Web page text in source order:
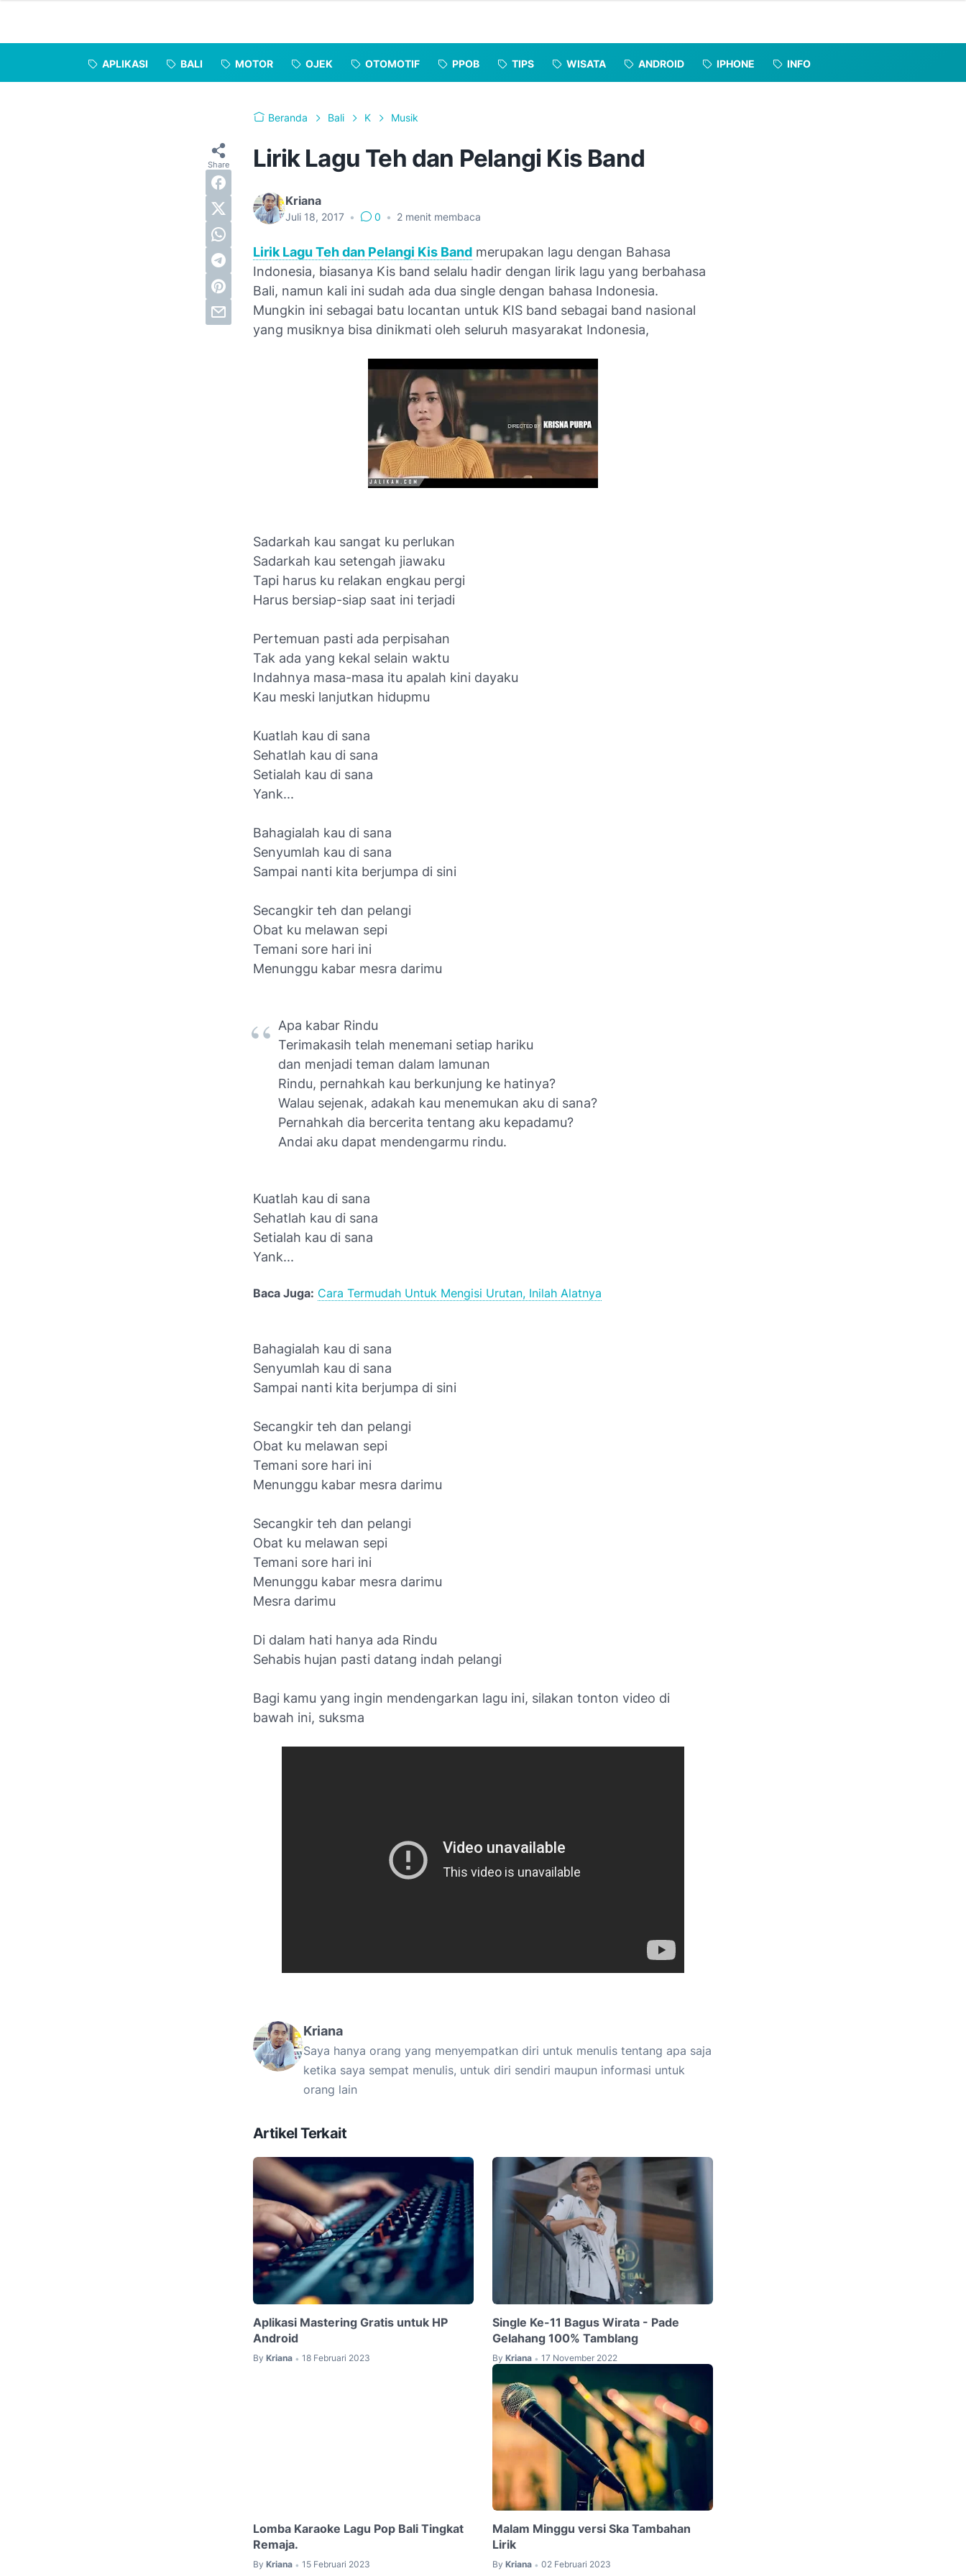
APLIKASI BALI MOTOR OJEK OTOMOTIF PPOB TIPS WISATA ANDROID IPHONE INFO
Beranda Bali K Musik
Lirik Lagu Teh dan Pelangi Kis Band
Kriana
Juli 18, 2017 • 0 • 2 menit membaca
Lirik Lagu Teh dan Pelangi Kis Band merupakan lagu dengan Bahasa
Indonesia, biasanya Kis band selalu hadir dengan lirik lagu yang berbahasa
Bali, namun kali ini sudah ada dua single dengan bahasa Indonesia.
Mungkin ini sebagai batu locantan untuk KIS band sebagai band nasional
yang musiknya bisa dinikmati oleh seluruh masyarakat Indonesia,
Sadarkah kau sangat ku perlukan
Sadarkah kau setengah jiawaku
Tapi harus ku relakan engkau pergi
Harus bersiap-siap saat ini terjadi
Pertemuan pasti ada perpisahan
Tak ada yang kekal selain waktu
Indahnya masa-masa itu apalah kini dayaku
Kau meski lanjutkan hidupmu
Kuatlah kau di sana
Sehatlah kau di sana
Setialah kau di sana
Yank...
Bahagialah kau di sana
Senyumlah kau di sana
Sampai nanti kita berjumpa di sini
Secangkir teh dan pelangi
Obat ku melawan sepi
Temani sore hari ini
Menunggu kabar mesra darimu
Apa kabar Rindu
Terimakasih telah menemani setiap hariku
dan menjadi teman dalam lamunan
Rindu, pernahkah kau berkunjung ke hatinya?
Walau sejenak, adakah kau menemukan aku di sana?
Pernahkah dia bercerita tentang aku kepadamu?
Andai aku dapat mendengarmu rindu.
Kuatlah kau di sana
Sehatlah kau di sana
Setialah kau di sana
Yank...
Baca Juga: Cara Termudah Untuk Mengisi Urutan, Inilah Alatnya
Bahagialah kau di sana
Senyumlah kau di sana
Sampai nanti kita berjumpa di sini
Secangkir teh dan pelangi
Obat ku melawan sepi
Temani sore hari ini
Menunggu kabar mesra darimu
Secangkir teh dan pelangi
Obat ku melawan sepi
Temani sore hari ini
Menunggu kabar mesra darimu
Mesra darimu
Di dalam hati hanya ada Rindu
Sehabis hujan pasti datang indah pelangi
Bagi kamu yang ingin mendengarkan lagu ini, silakan tonton video di
bawah ini, suksma
Kriana
Saya hanya orang yang menyempatkan diri untuk menulis tentang apa saja
ketika saya sempat menulis, untuk diri sendiri maupun informasi untuk
orang lain
Artikel Terkait
Aplikasi Mastering Gratis untuk HP
Android
By Kriana • 18 Februari 2023
Single Ke-11 Bagus Wirata - Pade
Gelahang 100% Tamblang
By Kriana • 17 November 2022
Lomba Karaoke Lagu Pop Bali Tingkat
Remaja.
By Kriana • 15 Februari 2023
Malam Minggu versi Ska Tambahan
Lirik
By Kriana • 02 Februari 2023